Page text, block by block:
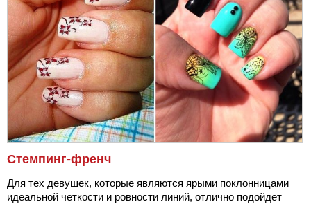
Стемпинг-френч
Для тех девушек, которые являются ярыми поклонницами
идеальной четкости и ровности линий, отлично подойдет